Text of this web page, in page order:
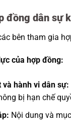
đồng dân sự
bên tham gia
của hợp đồng:
và hành vi dân sự:
bị hạn chế
Nội dung và